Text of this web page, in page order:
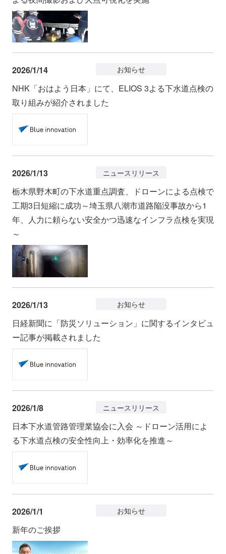
2026/1/14 お知らせ
NHK「おはよう日本」にて、ELIOS 3よる下水道点検の
取り組みが紹介されました
2026/1/13 ニュースリリース
栃木県野木町の下水道重点調査、ドローンによる点検で
工期3日短縮に成功～埼玉県八潮市道路陥没事故から1
年、人力に頼らない安全かつ迅速なインフラ点検を実現
～
2026/1/13 お知らせ
日経新聞に「防災ソリューション」に関するインタビュ
ー記事が掲載されました
2026/1/8 ニュースリリース
日本下水道管路管理業協会に入会 ～ドローン活用によ
る下水道点検の安全性向上・効率化を推進～
2026/1/1 お知らせ
新年のご挨拶